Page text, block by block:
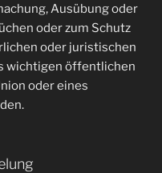
Ausübung oder
oder zum Schutz
oder juristischen
wichtigen öffentlichen
oder eines